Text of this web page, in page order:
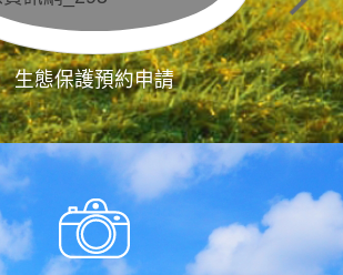
生態保護預約申請